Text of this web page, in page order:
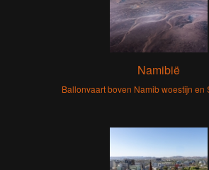
Namibië
Ballonvaart boven Namib woestijn en